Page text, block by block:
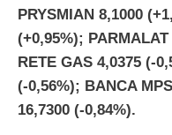
PRYSMIAN 8,1000
(+0,95%);
RETE GAS 4,0375 (-
(-0,56%); BANCA
16,7300 (-0,84%).